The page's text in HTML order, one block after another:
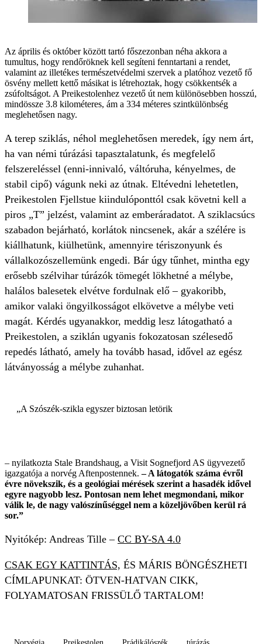
Az április és október között tartó főszezonban néha akkora a
tumultus, hogy rendőröknek kell segíteni fenntartani a rendet,
valamint az illetékes természetvédelmi szervek a platóhoz vezető fő
ösvény mellett kettő másikat is létrehoztak, hogy csökkentsék a
zsúfoltságot. A Preikestolenhez vezető út nem különösebben hosszú,
mindössze 3.8 kilométeres, ám a 334 méteres szintkülönbség
meglehetősen nagy.
A terep sziklás, néhol meglehetősen meredek, így nem árt,
ha van némi túrázási tapasztalatunk, és megfelelő
felszereléssel (enni-innivaló, váltóruha, kényelmes, de
stabil cipő) vágunk neki az útnak. Eltévedni lehetetlen,
Preikestolen Fjellstue kiindulóponttól csak követni kell a
piros „T” jelzést, valamint az emberáradatot. A sziklacsúcs
szabadon bejárható, korlátok nincsenek, akár a szélére is
kiállhatunk, kiülhetünk, amennyire tériszonyunk és
vállalkozószellemünk engedi. Bár úgy tűnhet, mintha egy
erősebb szélvihar túrázók tömegét lökhetné a mélybe,
halálos balesetek elvétve fordulnak elő – gyakoribb,
amikor valaki öngyilkosságot elkövetve a mélybe veti
magát. Kérdés ugyanakkor, meddig lesz látogatható a
Preikestolen, a sziklán ugyanis fokozatosan szélesedő
repedés látható, amely ha tovább hasad, idővel az egész
látványosság a mélybe zuhanhat.
„A Szószék-szikla egyszer biztosan letörik
– nyilatkozta Stale Brandshaug, a Visit Sognefjord AS ügyvezető
igazgatója a norvég Aftenpostennek.– A látogatók száma évről
évre növekszik, és a geológiai mérések szerint a hasadék idővel
egyre nagyobb lesz. Pontosan nem lehet megmondani, mikor
válik le, de nagy valószínűséggel nem a közeljövőben kerül rá
sor.”
Nyitókép: Andreas Tille – CC BY-SA 4.0
CSAK EGY KATTINTÁS, ÉS MÁRIS BÖNGÉSZHETI
CÍMLAPUNKAT: ÖTVEN-HATVAN CIKK,
FOLYAMATOSAN FRISSÜLŐ TARTALOM!